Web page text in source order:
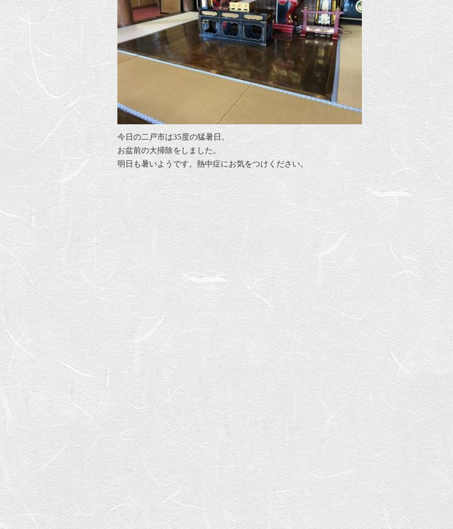
今日の二戸市は35度の猛暑日。
お盆前の大掃除をしました。
明日も暑いようです。熱中症にお気をつけください。